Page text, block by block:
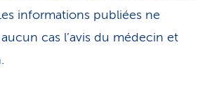
infor­ma­tions publiées ne
cas l’avis du médecin et